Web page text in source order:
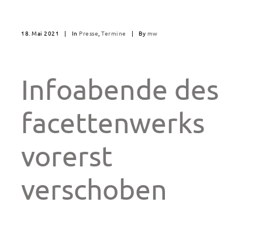
18. Mai 2021 | In Presse, Termine | By mw
Infoabende des
facettenwerks
vorerst
verschoben